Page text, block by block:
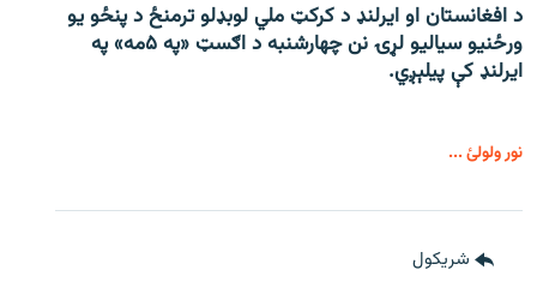
د افغانستان او ایرلنډ د کرکټ ملي لوبډلو ترمنځ د پنځو یو
ورځنیو سیالیو لړۍ نن چهارشنبه د اګسټ «په ۵مه» په
ایرلنډ کې پیلېږي.
نور ولولئ ...
شريکول